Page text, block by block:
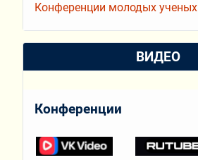
Конференции молодых ученых
ВИДЕО
Конференции